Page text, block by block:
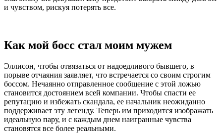
и чувством, рискуя потерять все.
Как мой босс стал моим мужем
Эллисон, чтобы отвязаться от надоедливого бывшего, в
порыве отчаяния заявляет, что встречается со своим строгим
боссом. Нечаянно отправленное сообщение с этой ложью
становится достоянием всей компании. Чтобы спасти ее
репутацию и избежать скандала, ее начальник неожиданно
поддерживает эту легенду. Теперь им приходится изображать
идеальную пару, и с каждым днем наигранные чувства
становятся все более реальными.